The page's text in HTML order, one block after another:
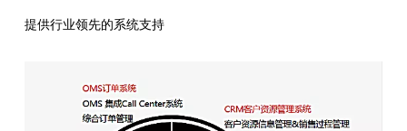
提供行业领先的系统支持